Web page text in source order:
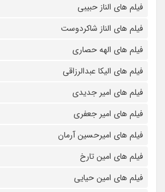
فیلم های الناز حبیبی
فیلم های الناز شاکردوست
فیلم های الهه حصاری
فیلم های الیکا عبدالرزاقی
فیلم های امیر جدیدی
فیلم های امیر جعفری
فیلم های امیرحسین آرمان
فیلم های امین تارخ
فیلم های امین حیایی